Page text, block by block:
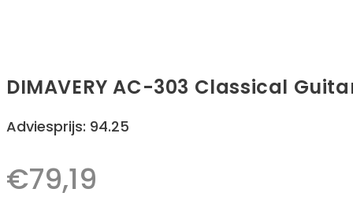
DIMAVERY AC-303 Classical
Adviesprijs: 94.25
€79,19